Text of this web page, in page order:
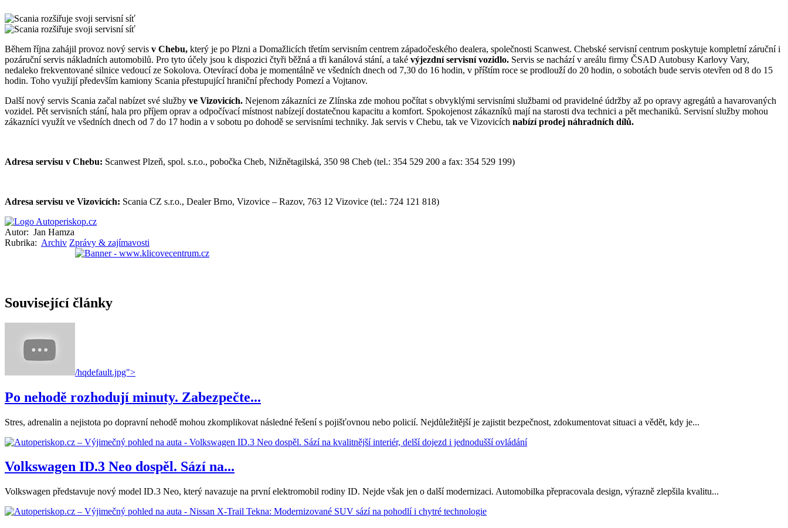
Během října zahájil provoz nový servis v Chebu, který je po Plzni a Domažlicích třetím servisním centrem západočeského dealera, společnosti Scanwest. Chebské servisní centrum poskytuje kompletní záruční i
pozáruční servis nákladních automobilů. Pro tyto účely jsou k dispozici čtyři běžná a tři kanálová stání, a také výjezdní servisní vozidlo. Servis se nachází v areálu firmy ČSAD Autobusy Karlovy Vary,
nedaleko frekventované silnice vedoucí ze Sokolova. Otevírací doba je momentálně ve všedních dnech od 7,30 do 16 hodin, v příštím roce se prodlouží do 20 hodin, o sobotách bude servis otevřen od 8 do 15
hodin. Toho využijí především kamiony Scania přestupující hraniční přechody Pomezí a Vojtanov.
Další nový servis Scania začal nabízet své služby ve Vizovicích. Nejenom zákazníci ze Zlínska zde mohou počítat s obvyklými servisními službami od pravidelné údržby až po opravy agregátů a havarovaných
vozidel. Pět servisních stání, hala pro příjem oprav a odpočívací místnost nabízejí dostatečnou kapacitu a komfort. Spokojenost zákazníků mají na starosti dva technici a pět mechaniků. Servisní služby mohou
zákazníci využít ve všedních dnech od 7 do 17 hodin a v sobotu po dohodě se servisními techniky. Jak servis v Chebu, tak ve Vizovicích nabízí prodej náhradních dílů.
Adresa servisu v Chebu: Scanwest Plzeň, spol. s.r.o., pobočka Cheb, Nižnětagilská, 350 98 Cheb (tel.: 354 529 200 a fax: 354 529 199)
Adresa servisu ve Vizovicích: Scania CZ s.r.o., Dealer Brno, Vizovice – Razov, 763 12 Vizovice (tel.: 724 121 818)
Autor: Jan Hamza
Rubrika: Archiv Zprávy & zajímavosti
Související články
/hqdefault.jpg">
Po nehodě rozhodují minuty. Zabezpečte...
Stres, adrenalin a nejistota po dopravní nehodě mohou zkomplikovat následné řešení s pojišťovnou nebo policií. Nejdůležitější je zajistit bezpečnost, zdokumentovat situaci a vědět, kdy je...
Volkswagen ID.3 Neo dospěl. Sází na...
Volkswagen představuje nový model ID.3 Neo, který navazuje na první elektromobil rodiny ID. Nejde však jen o další modernizaci. Automobilka přepracovala design, výrazně zlepšila kvalitu...